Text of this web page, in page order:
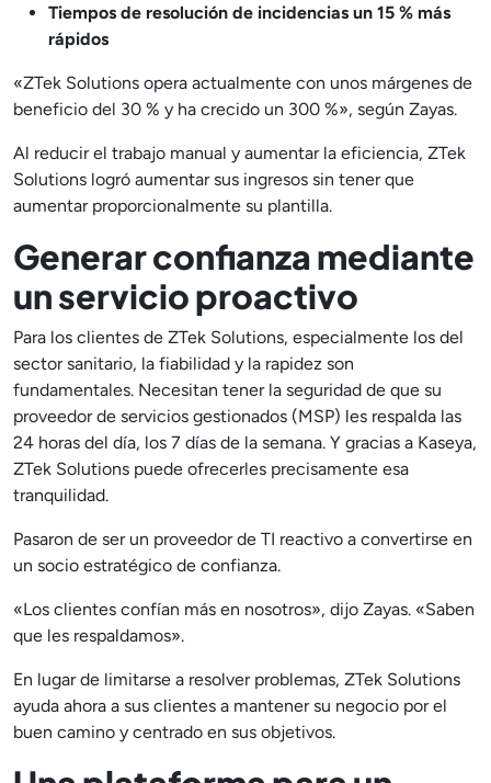
Tiempos de resolución de incidencias un 15 % más
rápidos
«ZTek Solutions opera actualmente con unos márgenes de
beneficio del 30 % y ha crecido un 300 %», según Zayas.
Al reducir el trabajo manual y aumentar la eficiencia, ZTek
Solutions logró aumentar sus ingresos sin tener que
aumentar proporcionalmente su plantilla.
Generar confianza mediante
un servicio proactivo
Para los clientes de ZTek Solutions, especialmente los del
sector sanitario, la fiabilidad y la rapidez son
fundamentales. Necesitan tener la seguridad de que su
proveedor de servicios gestionados (MSP) les respalda las
24 horas del día, los 7 días de la semana. Y gracias a Kaseya,
ZTek Solutions puede ofrecerles precisamente esa
tranquilidad.
Pasaron de ser un proveedor de TI reactivo a convertirse en
un socio estratégico de confianza.
«Los clientes confían más en nosotros», dijo Zayas. «Saben
que les respaldamos».
En lugar de limitarse a resolver problemas, ZTek Solutions
ayuda ahora a sus clientes a mantener su negocio por el
buen camino y centrado en sus objetivos.